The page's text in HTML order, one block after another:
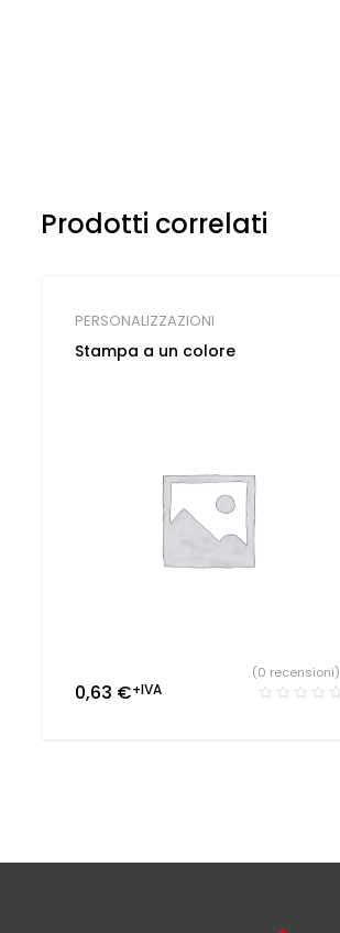
Prodotti correlati
PERSONALIZZAZIONI
Stampa a un colore
0,63 €+IVA
(0 recensioni)